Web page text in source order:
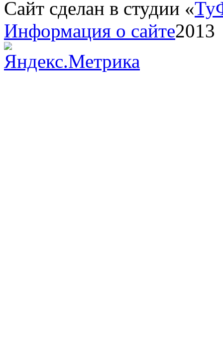
Сайт сделан в студии «
Информация о сайте2013